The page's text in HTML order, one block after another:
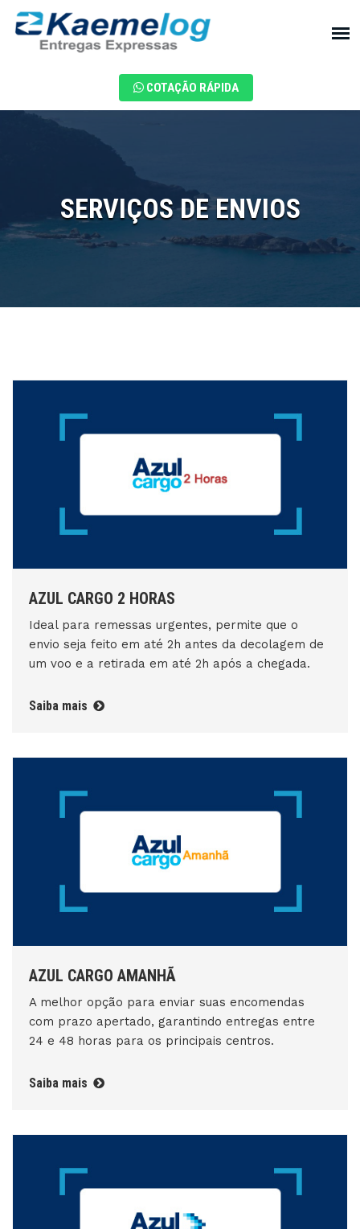
COTAÇÃO RÁPIDA
SERVIÇOS DE ENVIOS
AZUL CARGO 2 HORAS
Ideal para remessas urgentes, permite que o
envio seja feito em até 2h antes da decolagem de
um voo e a retirada em até 2h após a chegada.
Saiba mais
AZUL CARGO AMANHÃ
A melhor opção para enviar suas encomendas
com prazo apertado, garantindo entregas entre
24 e 48 horas para os principais centros.
Saiba mais